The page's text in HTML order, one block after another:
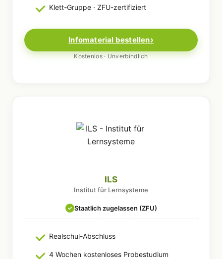
Klett-Gruppe · ZFU-zertifiziert
Infomaterial bestellen
Kostenlos · Unverbindlich
ILS
Institut für Lernsysteme
✓ Staatlich zugelassen (ZFU)
Realschul-Abschluss
4 Wochen kostenloses Probestudium